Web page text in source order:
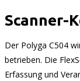
Scanner-
Der Polyga C504
betrieben. Die
Erfassung und